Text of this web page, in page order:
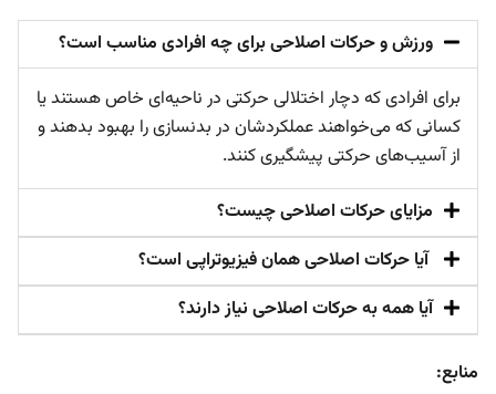
ورزش و حرکات اصلاحی برای چه افرادی مناسب است؟
برای افرادی که دچار اختلالی حرکتی در ناحیه‌ای خاص هستند یا
کسانی که می‌خواهند عملکردشان در بدنسازی را بهبود بدهند و
از آسیب‌های حرکتی پیشگیری کنند.
مزایای حرکات اصلاحی چیست؟
آیا حرکات اصلاحی همان فیزیوتراپی است؟
آیا همه به حرکات اصلاحی نیاز دارند؟
منابع: